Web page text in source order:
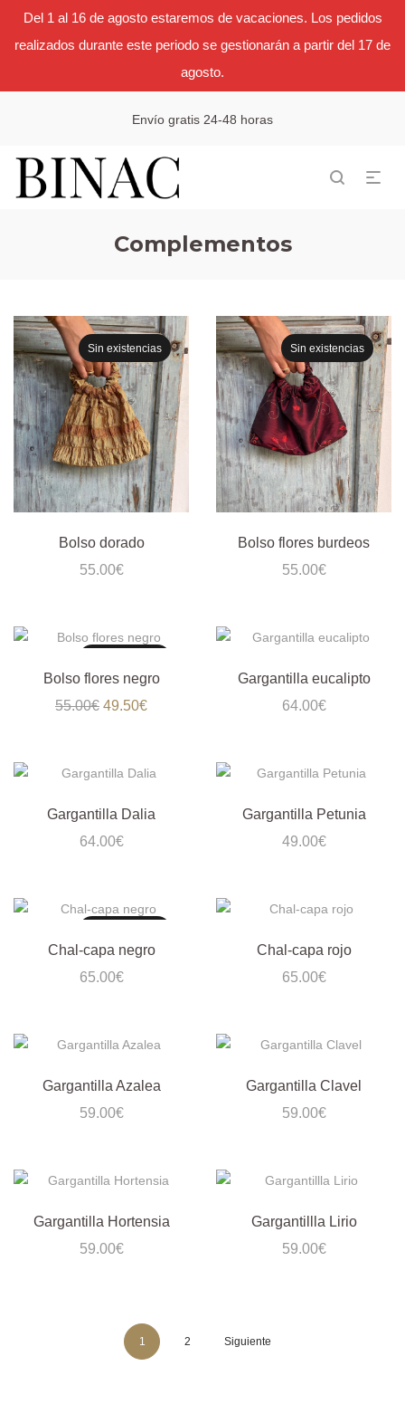
Del 1 al 16 de agosto estaremos de vacaciones. Los pedidos
realizados durante este periodo se gestionarán a partir del 17 de
agosto.
Envío gratis 24-48 horas
Complementos
Sin existencias
Bolso dorado
55.00€
Sin existencias
Bolso flores burdeos
55.00€
Bolso flores negro
55.00€ El
55.00€.
49.50€El
49.50€.
Gargantilla eucalipto
64.00€
Gargantilla Dalia
64.00€
Gargantilla Petunia
49.00€
Chal-capa negro
65.00€
Chal-capa rojo
65.00€
Gargantilla Azalea
59.00€
Gargantilla Clavel
59.00€
Gargantilla Hortensia
59.00€
Gargantillla Lirio
59.00€
1 2 Siguiente